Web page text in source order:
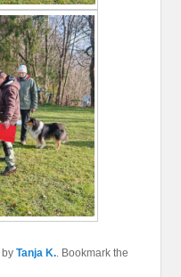
byTanja K.. Bookmark the